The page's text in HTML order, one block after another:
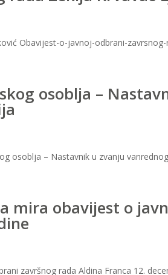
Obavijest-o-javnoj-odbrani-
osoblja –
osoblja – Nastavnik u zvanju
mira obavijest o
završnog rada Aldina Franca 12.